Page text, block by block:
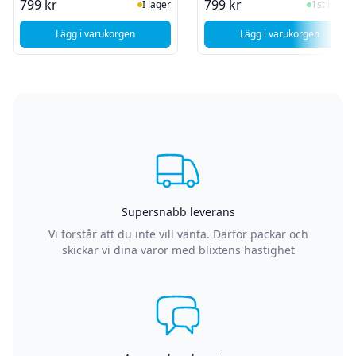
799 kr I Lager
I lager
Lägg i varukorgen, Apple iPhone 6 - Skärm och Glasbyte - Org LCD - Vit (och
799 kr I Lager
1st i lager
Lägg i varukorgen
, Apple iPhone 6
Supersnabb leverans
Vi förstår att du inte vill vänta. Därför packar och
skickar vi dina varor med blixtens hastighet